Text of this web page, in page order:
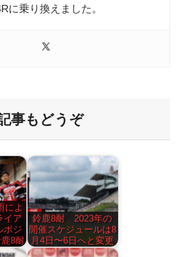
に乗り換えました。
事もどうぞ
によ
イア
ポジ
8耐
鈴鹿8耐 2023年の
開催スケジュールは8
月4日〜6日へと変更